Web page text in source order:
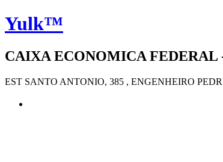
Yulk™
CAIXA ECONOMICA FEDERAL
EST SANTO ANTONIO, 385 , ENGENHEIRO